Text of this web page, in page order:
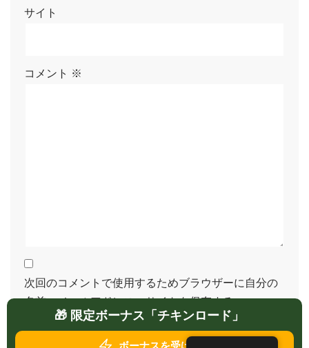
サイト
コメント ※
次回のコメントで使用するためブラウザーに自分の
名前、メールアドレス、サイトを保存する。
🎁 限定ボーナス「チキンロード」
ボーナスを受け取る